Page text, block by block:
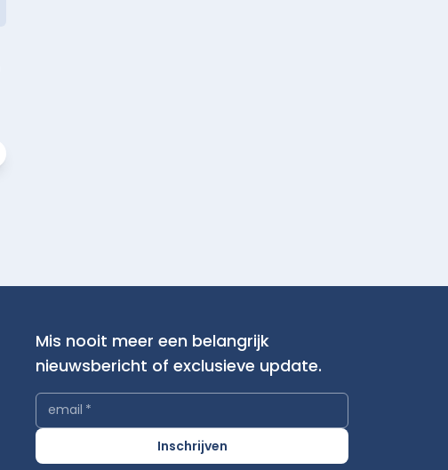
Mis nooit meer een belangrijk
nieuwsbericht of exclusieve update.
email *
Inschrijven